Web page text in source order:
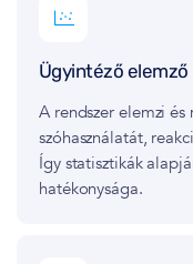
Ügyintéző elemző
A rendszer elemzi
szóhasználatát,
Így statisztikák
hatékonysága.